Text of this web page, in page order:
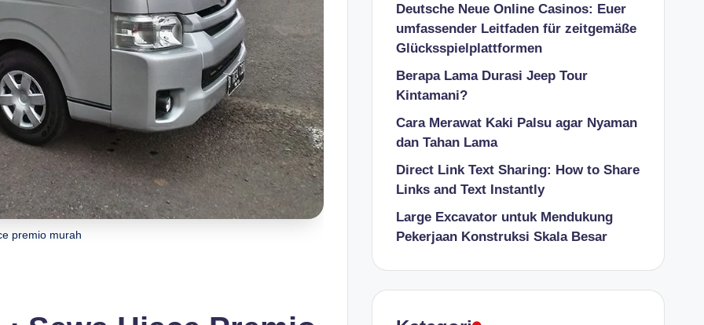
premio murah
Deutsche Neue Online Casinos: Euer
umfassender Leitfaden für zeitgemäße
Glücksspielplattformen
Berapa Lama Durasi Jeep Tour
Kintamani?
Cara Merawat Kaki Palsu agar Nyaman
dan Tahan Lama
Direct Link Text Sharing: How to Share
Links and Text Instantly
Large Excavator untuk Mendukung
Pekerjaan Konstruksi Skala Besar